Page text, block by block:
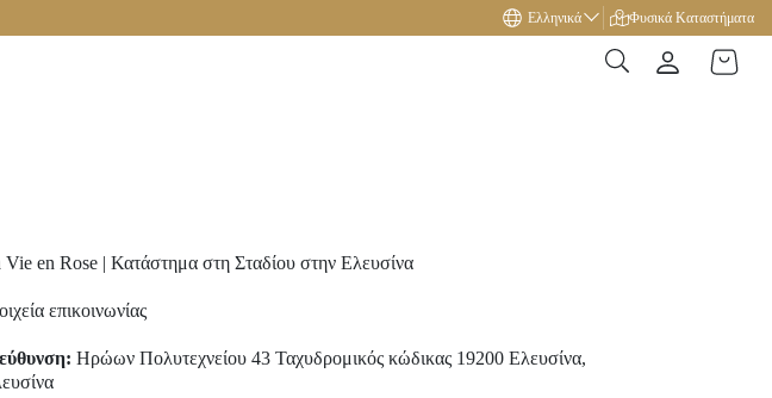
Δώρο με αγορές άνω των 49€!
Ελληνικά Φυσικά Καταστήματα
Vie en Rose | Κατάστημα στη Σταδίου στην Ελευσίνα
επικοινωνίας
: Ηρώων Πολυτεχνείου 43 Ταχυδρομικός κώδικας 19200 Ελευσίνα,